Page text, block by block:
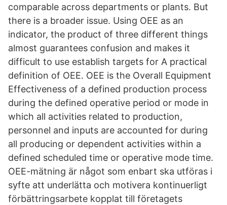
comparable across departments or plants. But
there is a broader issue. Using OEE as an
indicator, the product of three different things
almost guarantees confusion and makes it
difficult to use establish targets for A practical
definition of OEE. OEE is the Overall Equipment
Effectiveness of a defined production process
during the defined operative period or mode in
which all activities related to production,
personnel and inputs are accounted for during
all producing or dependent activities within a
defined scheduled time or operative mode time.
OEE-mätning är något som enbart ska utföras i
syfte att underlätta och motivera kontinuerligt
förbättringsarbete kopplat till företagets